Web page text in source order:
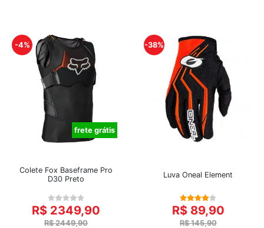
-4%
frete grátis
Colete Fox Baseframe Pro
D30 Preto
R$ 2349,90
R$ 2449,90
-38%
Luva Oneal Element
R$ 89,90
R$ 145,90